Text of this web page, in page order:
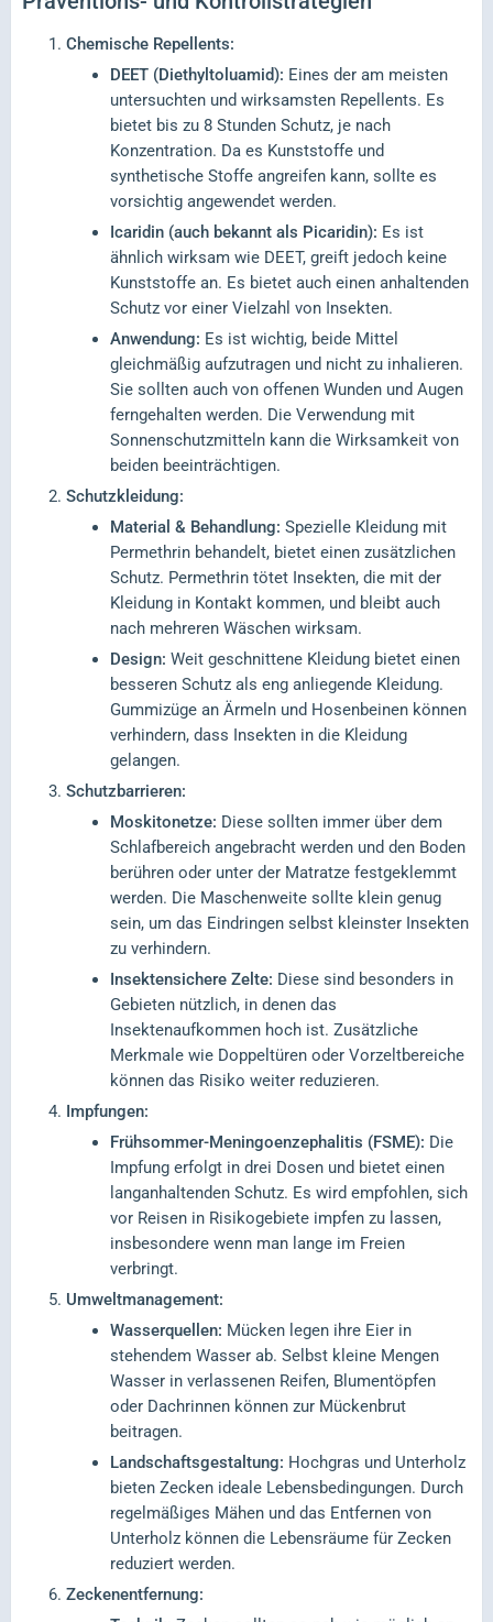
Chemische Repellents:
DEET (Diethyltoluamid): Eines der am meisten
untersuchten und wirksamsten Repellents. Es
bietet bis zu 8 Stunden Schutz, je nach
Konzentration. Da es Kunststoffe und
synthetische Stoffe angreifen kann, sollte es
vorsichtig angewendet werden.
Icaridin (auch bekannt als Picaridin): Es ist
ähnlich wirksam wie DEET, greift jedoch keine
Kunststoffe an. Es bietet auch einen anhaltenden
Schutz vor einer Vielzahl von Insekten.
Anwendung: Es ist wichtig, beide Mittel
gleichmäßig aufzutragen und nicht zu inhalieren.
Sie sollten auch von offenen Wunden und Augen
ferngehalten werden. Die Verwendung mit
Sonnenschutzmitteln kann die Wirksamkeit von
beiden beeinträchtigen.
Schutzkleidung:
Material & Behandlung: Spezielle Kleidung mit
Permethrin behandelt, bietet einen zusätzlichen
Schutz. Permethrin tötet Insekten, die mit der
Kleidung in Kontakt kommen, und bleibt auch
nach mehreren Wäschen wirksam.
Design: Weit geschnittene Kleidung bietet einen
besseren Schutz als eng anliegende Kleidung.
Gummizüge an Ärmeln und Hosenbeinen können
verhindern, dass Insekten in die Kleidung
gelangen.
Schutzbarrieren:
Moskitonetze: Diese sollten immer über dem
Schlafbereich angebracht werden und den Boden
berühren oder unter der Matratze festgeklemmt
werden. Die Maschenweite sollte klein genug
sein, um das Eindringen selbst kleinster Insekten
zu verhindern.
Insektensichere Zelte: Diese sind besonders in
Gebieten nützlich, in denen das
Insektenaufkommen hoch ist. Zusätzliche
Merkmale wie Doppeltüren oder Vorzeltbereiche
können das Risiko weiter reduzieren.
Impfungen:
Frühsommer-Meningoenzephalitis (FSME): Die
Impfung erfolgt in drei Dosen und bietet einen
langanhaltenden Schutz. Es wird empfohlen, sich
vor Reisen in Risikogebiete impfen zu lassen,
insbesondere wenn man lange im Freien
verbringt.
Umweltmanagement:
Wasserquellen: Mücken legen ihre Eier in
stehendem Wasser ab. Selbst kleine Mengen
Wasser in verlassenen Reifen, Blumentöpfen
oder Dachrinnen können zur Mückenbrut
beitragen.
Landschaftsgestaltung: Hochgras und Unterholz
bieten Zecken ideale Lebensbedingungen. Durch
regelmäßiges Mähen und das Entfernen von
Unterholz können die Lebensräume für Zecken
reduziert werden.
Zeckenentfernung: